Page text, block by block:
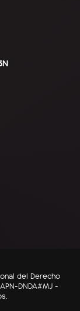
del Derecho
DNDA#MJ -